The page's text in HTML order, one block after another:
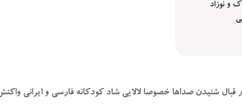
و نوزاد
در قبال شنیدن صدا‌ها خصوصا لالایی شاد کودکانه فارسی و